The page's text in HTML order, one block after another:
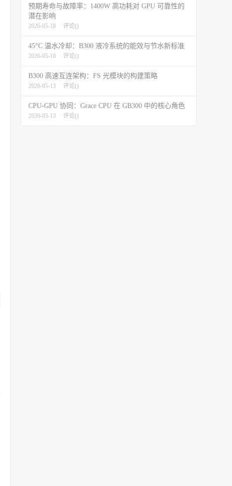
预期寿命与故障率：1400W 高功耗对 GPU 可靠性的
潜在影响
2026-05-18 评论()
45°C 温水冷却：B300 液冷系统的能效与节水新标准
2026-05-18 评论()
B300 高速互连架构：FS 光模块的构建策略
2026-05-13 评论()
CPU-GPU 协同：Grace CPU 在 GB300 中的核心角色
2026-05-13 评论()